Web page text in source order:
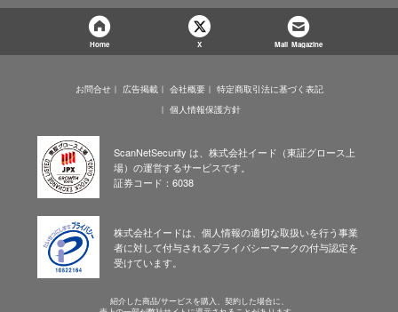
Home X Mail Magazine
お問合せ 広告掲載 会社概要
特定商取引法に基づく表記
個人情報保護方針
ScanNetSecurity は、株式会社イード（東証グロース上
場）の運営するサービスです。
証券コード：6038
株式会社イードは、個人情報の適切な取扱いを行う事業
者に対して付与されるプライバシーマークの付与認定を
受けています。
紹介した商品/サービスを購入、契約した場合に、